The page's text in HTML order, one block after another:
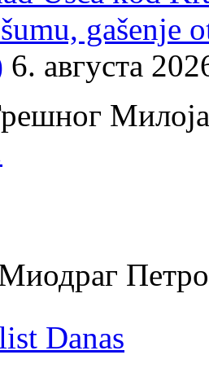
gašenje
6. августа
Милоја
Danas